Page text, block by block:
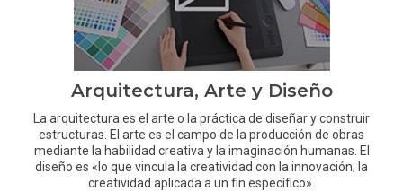
Arquitectura, Arte y Diseño
La arquitectura es el arte o la práctica de diseñar y construir
estructuras. El arte es el campo de la producción de obras
mediante la habilidad creativa y la imaginación humanas. El
diseño es «lo que vincula la creatividad con la innovación; la
creatividad aplicada a un fin específico».